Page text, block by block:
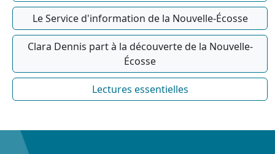
Le Service d'information de la Nouvelle-Écosse
Clara Dennis part à la découverte de la Nouvelle-
Écosse
Lectures essentielles